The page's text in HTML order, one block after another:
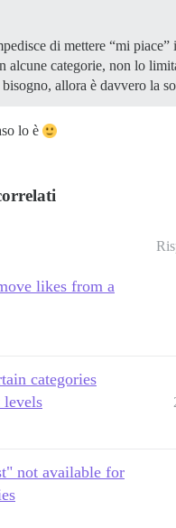
di mettere “mi piace”
alcune categorie, non lo
allora è davvero la
lo è
likes from a
categories
levels
not available for